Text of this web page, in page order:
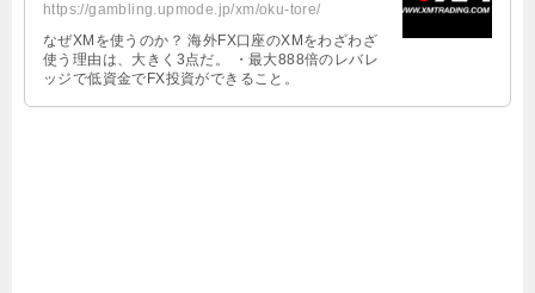
https://gambling.upmode.jp/xm/oku-tore/
なぜXMを使うのか？ 海外FX口座のXMをわざわざ
使う理由は、大きく3点だ。 ・最大888倍のレバレ
ッジで低資金でFX投資ができること。